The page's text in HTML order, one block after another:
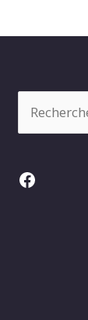
Facebook